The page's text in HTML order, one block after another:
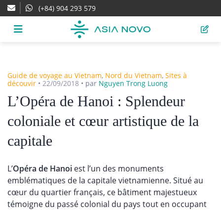
(+84) 904 293 579
Guide de voyage au Vietnam, Nord du Vietnam, Sites à
découvir • 22/09/2018 • par Nguyen Trong Luong
L’Opéra de Hanoi : Splendeur
coloniale et cœur artistique de la
capitale
L’Opéra de Hanoi est l’un des monuments
emblématiques de la capitale vietnamienne. Situé au
cœur du quartier français, ce bâtiment majestueux
témoigne du passé colonial du pays tout en occupant